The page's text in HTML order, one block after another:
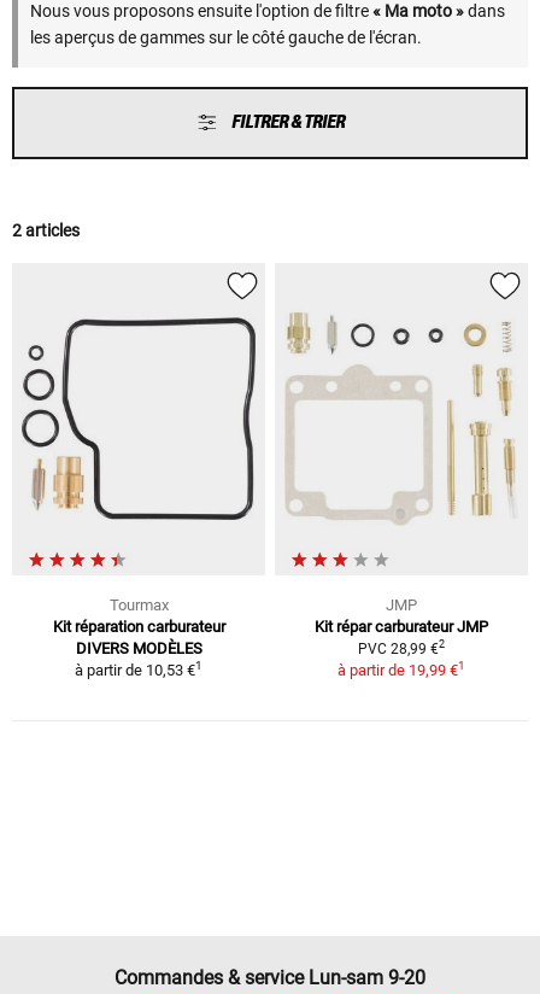
Nous vous proposons ensuite l'option de filtre« Ma moto »dans
les aperçus de gammes sur le côté gauche de l'écran.
FILTRER & TRIER
2 articles
Tourmax
Kit réparation carburateur
DIVERS MODÈLES
à partir de 10,53 €1
JMP
Kit répar carburateur JMP
PVC 28,99 €2
à partir de 19,99 €1
Commandes & service Lun-sam 9-20